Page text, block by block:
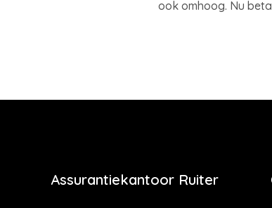
ook omhoog. Nu
Assurantiekantoor Ruiter